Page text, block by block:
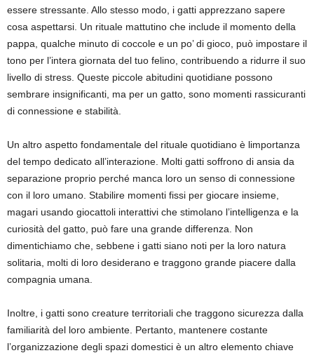
essere stressante. Allo stesso modo, i gatti apprezzano sapere
cosa aspettarsi. Un rituale mattutino che include il momento della
pappa, qualche minuto di coccole e un po’ di gioco, può impostare il
tono per l’intera giornata del tuo felino, contribuendo a ridurre il suo
livello di stress. Queste piccole abitudini quotidiane possono
sembrare insignificanti, ma per un gatto, sono momenti rassicuranti
di connessione e stabilità.
Un altro aspetto fondamentale del rituale quotidiano è limportanza
del tempo dedicato all’interazione. Molti gatti soffrono di ansia da
separazione proprio perché manca loro un senso di connessione
con il loro umano. Stabilire momenti fissi per giocare insieme,
magari usando giocattoli interattivi che stimolano l’intelligenza e la
curiosità del gatto, può fare una grande differenza. Non
dimentichiamo che, sebbene i gatti siano noti per la loro natura
solitaria, molti di loro desiderano e traggono grande piacere dalla
compagnia umana.
Inoltre, i gatti sono creature territoriali che traggono sicurezza dalla
familiarità del loro ambiente. Pertanto, mantenere costante
l’organizzazione degli spazi domestici è un altro elemento chiave